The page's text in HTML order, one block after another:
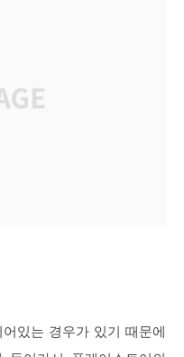
있는 경우가 있기 때문에